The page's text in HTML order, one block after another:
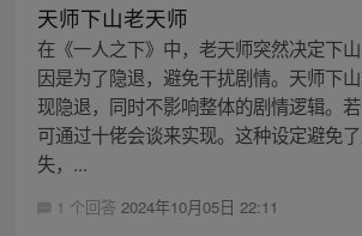
天师下山老天师
在《一人之下》中，老天师突然决定下
因是为了隐退，避免干扰剧情。天师下
现隐退，同时不影响整体的剧情逻辑。若
可通过十佬会谈来实现。这种设定避免
失，...
1 个回答 2024年10月05日 22:11